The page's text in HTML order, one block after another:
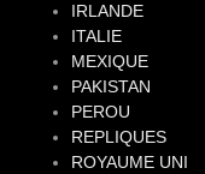
IRLANDE
ITALIE
MEXIQUE
PAKISTAN
PEROU
REPLIQUES
ROYAUME UNI